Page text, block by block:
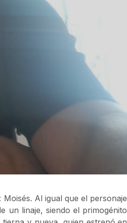
Al igual que el personaje
un linaje, siendo el primogénito